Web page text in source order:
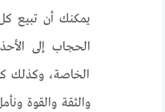
يمكنك أن تبيع
الحجاب إلى
الخاصة، وكذلك
والثقة والقوة